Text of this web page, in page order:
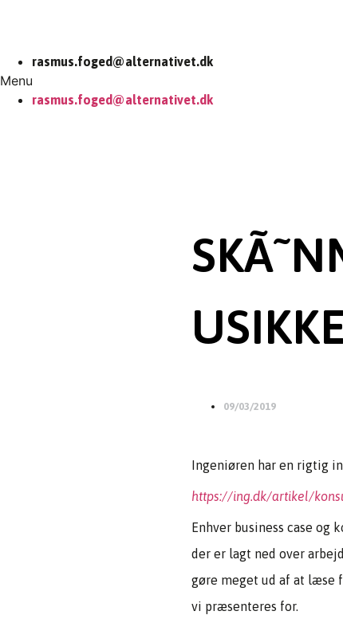
rasmus.foged@alternativet.dk
Menu
rasmus.foged@alternativet.dk
09/03/2019
Ingeniøren har en rigtig
https://ing.dk/artikel/
Enhver business case
der er lagt ned over
gøre meget ud af at læse
vi præsenteres for.